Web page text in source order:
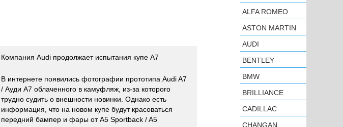
Компания Audi продолжает испытания купе A7
В интернете появились фотографии прототипа Audi A7
/ Ауди А7 облаченного в камуфляж, из-за которого
трудно судить о внешности новинки. Однако есть
информация, что на новом купе будут красоваться
передний бампер и фары от A5 Sportback / A5
ALFA ROMEO
ASTON MARTIN
AUDI
BENTLEY
BMW
BRILLIANCE
CADILLAC
CHANGAN